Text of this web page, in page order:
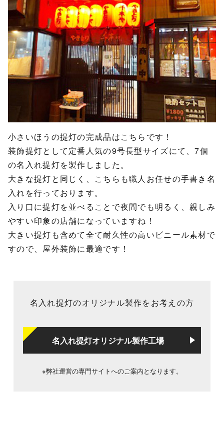
小さいほうの提灯の完成品はこちらです！
装飾提灯として定番人気の9号長型サイズにて、7個
の名入れ提灯を製作しました。
大きな提灯と同じく、こちらも職人お任せの手書き名
入れを行っております。
入り口に提灯を並べることで夜間でも明るく、親しみ
やすい印象の店舗になっていますね！
大きい提灯も含めて全て耐久性の高いビニール素材で
すので、屋外装飾に最適です！
名入れ提灯のオリジナル製作をお考えの方
名入れ提灯オリジナル製作工場
※弊社運営の専門サイトへのご案内となります。